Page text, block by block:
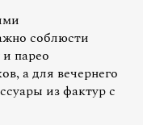
соблюсти
парео
а для вечернего
из фактур с